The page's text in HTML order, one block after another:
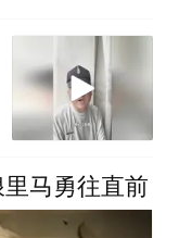
马勇往直前